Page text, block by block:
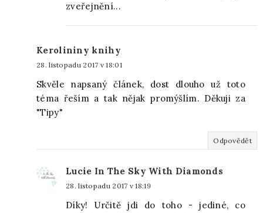
zveřejnění...
Kerolininy knihy
28. listopadu 2017 v 18:01
Skvěle napsaný článek, dost dlouho už toto
téma řeším a tak nějak promýšlím. Děkuji za
"Tipy"
Odpovědět
Lucie In The Sky With Diamonds
28. listopadu 2017 v 18:19
Díky! Určitě jdi do toho - jediné, co